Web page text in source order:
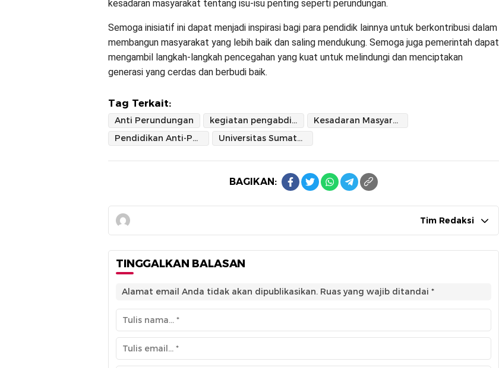
kesadaran masyarakat tentang isu-isu penting seperti perundungan.
Semoga inisiatif ini dapat menjadi inspirasi bagi para pendidik lainnya untuk berkontribusi dalam
membangun masyarakat yang lebih baik dan saling mendukung. Semoga juga pemerintah dapat
mengambil langkah-langkah pencegahan yang kuat untuk melindungi dan menciptakan
generasi yang cerdas dan berbudi baik.
Tag Terkait:
Anti Perundungan kegiatan pengabdian
Kesadaran Masyarakat
Pendidikan Anti-Perundungan
Universitas Sumatera Utara
BAGIKAN:
Tim Redaksi
TINGGALKAN BALASAN
Alamat email Anda tidak akan dipublikasikan. Ruas yang wajib ditandai *